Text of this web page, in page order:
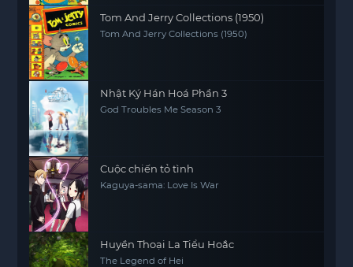
Tom And Jerry Collections (1950)
Tom And Jerry Collections (1950)
Nhật Ký Hán Hoá Phần 3
God Troubles Me Season 3
Cuộc chiến tỏ tình
Kaguya-sama: Love Is War
Huyền Thoại La Tiểu Hoắc
The Legend of Hei